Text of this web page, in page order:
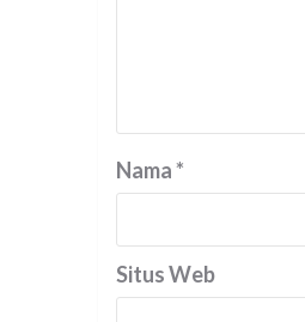
Nama*
Situs Web